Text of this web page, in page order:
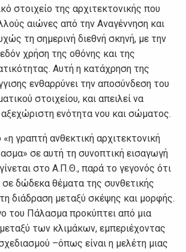
στοιχείο της αρχιτεκτονικής που
αιώνες από την Αναγέννηση και
τη σημερινή διεθνή σκηνή, με την
χρήση της οθόνης και της
Αυτή η κατάχρηση της
ενθαρρύνει την αποσύνδεση του
στοιχείου, και απειλεί να
ενότητα νου και σώματος.
γραπτή ανθεκτική αρχιτεκτονική
σε αυτή τη συνοπτική εισαγωγή
στο Α.Π.Θ., παρά το γεγονός ότι
σε δώδεκα θέματα της συνθετικής
διάδραση μεταξύ σκέψης και μορφής.
του Πάλασμα προκύπτει από μια
των κλιμάκων, εμπεριέχοντας
–όπως είναι η μελέτη μιας